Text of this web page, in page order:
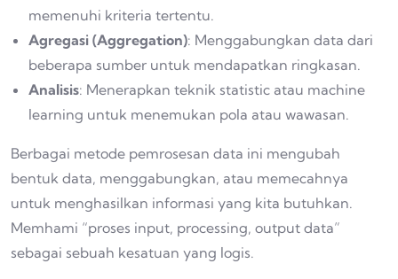
memenuhi kriteria tertentu.
Agregasi (Aggregation): Menggabungkan data dari
beberapa sumber untuk mendapatkan ringkasan.
Analisis: Menerapkan teknik statistic atau machine
learning untuk menemukan pola atau wawasan.
Berbagai metode pemrosesan data ini mengubah
bentuk data, menggabungkan, atau memecahnya
untuk menghasilkan informasi yang kita butuhkan.
Memhami “proses input, processing, output data”
sebagai sebuah kesatuan yang logis.